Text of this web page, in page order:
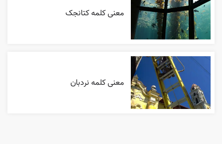
معنی کلمه کتانجک
معنی کلمه نردبان